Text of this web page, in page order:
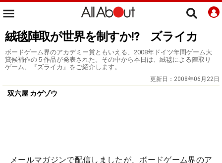
絨毯陣取が世界を制すか!? ズライカ
ボードゲーム界のアカデミー賞ともいえる、2008年ドイツ年間ゲーム大
賞候補作の５作品が発表された。その中から本日は、絨毯による陣取り
ゲーム、『ズライカ』をご紹介します。
更新日： 2008年06月22日
双六屋 カゲゾウ
メールマガジンで配信しましたが、ボードゲーム界のア